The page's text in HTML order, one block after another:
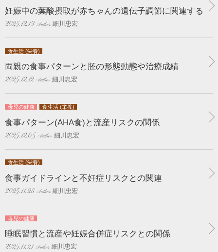
妊娠中の葉酸摂取が赤ちゃんの遺伝子調節に関連する
2025.12.19 細川忠宏
食生活 (栄養)
両親の食事パターンと胚の形態動態や治療成績
2025.12.12 細川忠宏
母児の健康 食生活 (栄養)
食事パターン(AHA食)と流産リスクの関係
2025.12.05 細川忠宏
食生活 (栄養)
食事ガイドラインと不妊症リスクとの関連
2025.11.28 細川忠宏
母児の健康
睡眠習慣と流産や妊娠合併症リスクとの関係
2025.11.21 細川忠宏